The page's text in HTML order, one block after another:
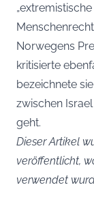
Norwegens
kritisierte
bezeichnete
zwischen
geht.
Dieser Artikel
veröffentlicht,
verwendet